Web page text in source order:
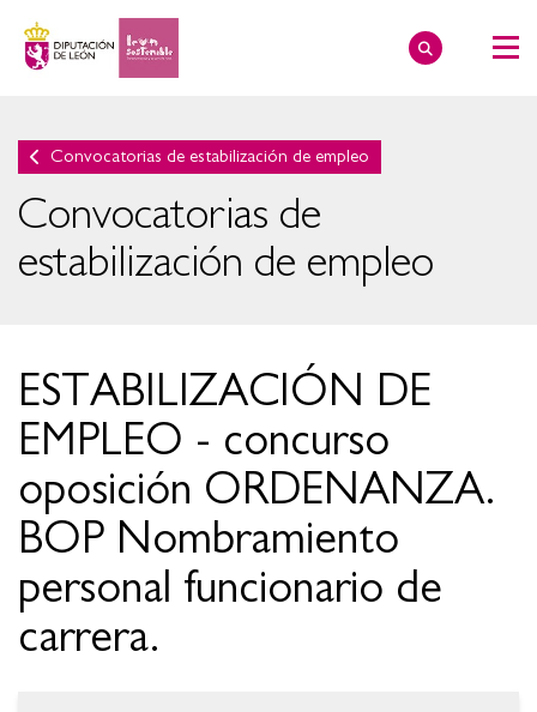
Convocatorias de estabilización de empleo
Convocatorias de
estabilización de empleo
ESTABILIZACIÓN DE
EMPLEO - concurso
oposición ORDENANZA.
BOP Nombramiento
personal funcionario de
carrera.